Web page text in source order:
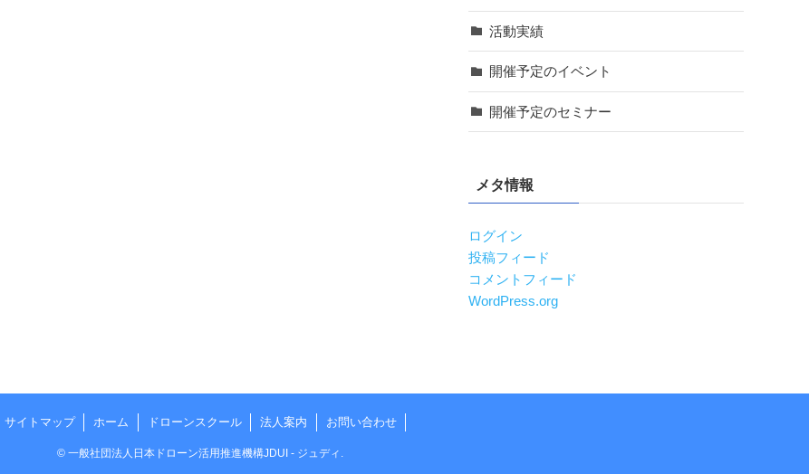
活動実績
開催予定のイベント
開催予定のセミナー
メタ情報
ログイン
投稿フィード
コメントフィード
WordPress.org
サイトマップ ホーム ドローンスクール 法人案内 お問い合わせ
© 一般社団法人日本ドローン活用推進機構JDUI - ジュディ.